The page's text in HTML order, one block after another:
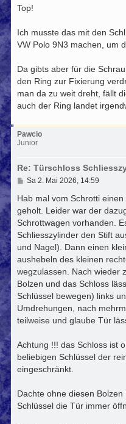
i
a
g
Top!
Ich musste das mit den
VW Polo 9N3 machen, um
Da gibts aber für die
den Ring zur Fixierung
man da zu weit dreht, fällt
auch der Ring landet
Pawcio
Junior
Re: Türschloss
B
i
r
a
g
Sa 2. Mai 2026, 14:59
Hab mal vom Schrotti
geholt. Leider war der
Schrottwagen vorhanden.
Schliesszylinder den Stift
und Nagel). Dann einen
aushebeln des kleinen
wegzulassen. Nach wieder
Bolzen und das Schloss
Schlüssel bewegen) links
Umdrehungen, nach
teilweise und glaube Tür
Achtung !!! das Schloss ist
beliebigen Schlüssel der
eingeschränkt.
Dachte ohne diesen
Schlüssel die Tür immer